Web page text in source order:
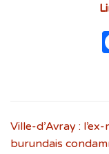
Ville-d’Avray :
burundais